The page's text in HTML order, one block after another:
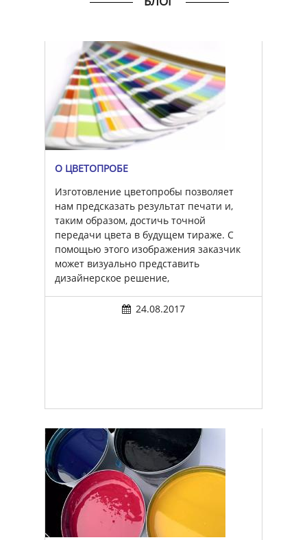
О ЦВЕТОПРОБЕ
Изготовление цветопробы позволяет
нам предсказать результат печати и,
таким образом, достичь точной
передачи цвета в будущем тираже. С
помощью этого изображения заказчик
может визуально представить
дизайнерское решение,
руководство по производству цветной
24.08.2017